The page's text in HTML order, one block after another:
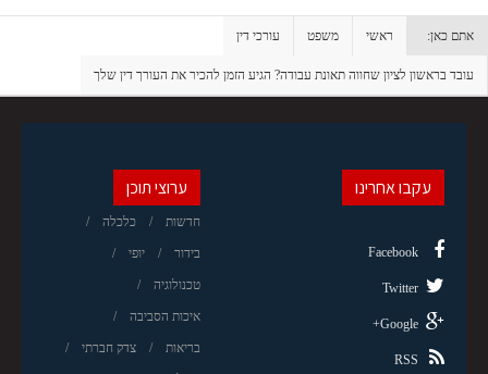
אתם כאן: ראשי משפט עורכי דין
עובד בראשון לציון שחווה תאונת עבודה? הגיע הזמן להכיר את העורך דין שלך
ערוצי תוכן
חדשות כלכלה
בידור יופי
טכנולוגיה
איכות הסביבה
בריאות צדק חברתי
עקבו אחרינו
Facebook
Twitter
Google+
RSS